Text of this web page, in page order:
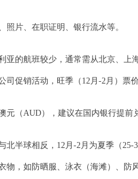
照片、在职证明、银行流水等。
亚的航班较少，通常需从北京、上
司促销活动，旺季（12月-2月）票价
元（AUD），建议在国内银行提前
北半球相反，12月-2月为夏季（25-
物，如防晒服、泳衣（海滩）、防